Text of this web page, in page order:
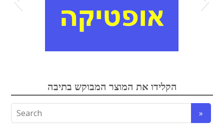
הקלידו את המוצר המבוקש בתיבה